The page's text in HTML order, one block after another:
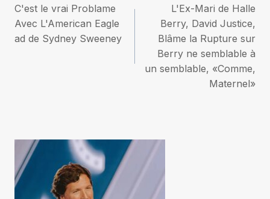
de
l’article
C'est le vrai Problame
Avec L'American Eagle
ad de Sydney Sweeney
L'Ex-Mari de Halle
Berry, David Justice,
Blâme la Rupture sur
Berry ne semblable à
un semblable, «Comme,
Maternel»